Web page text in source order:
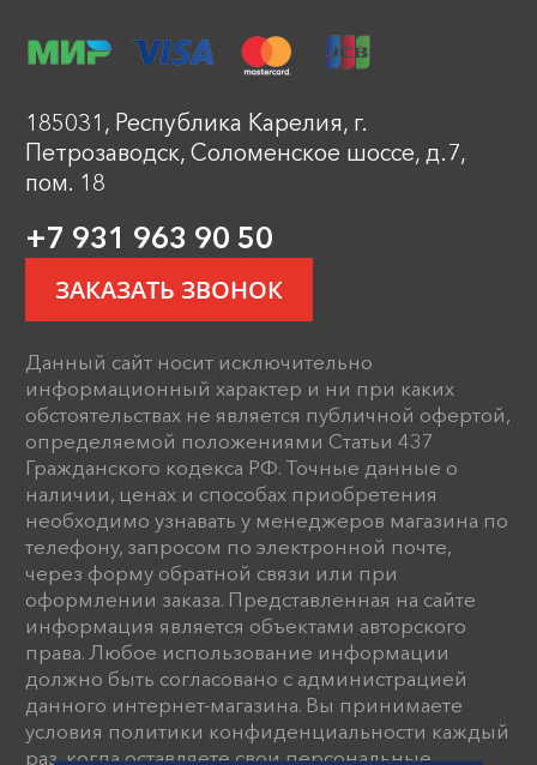
185031, Республика Карелия, г.
Петрозаводск, Соломенское шоссе, д.7,
пом. 18
+7 931 963 90 50
ЗАКАЗАТЬ ЗВОНОК
Данный сайт носит исключительно
информационный характер и ни при каких
обстоятельствах не является публичной офертой,
определяемой положениями Статьи 437
Гражданского кодекса РФ. Точные данные о
наличии, ценах и способах приобретения
необходимо узнавать у менеджеров магазина по
телефону, запросом по электронной почте,
через форму обратной связи или при
оформлении заказа. Представленная на сайте
информация является объектами авторского
права. Любое использование информации
должно быть согласовано с администрацией
данного интернет-магазина. Вы принимаете
условия политики конфиденциальности каждый
раз, когда оставляете свои персональные